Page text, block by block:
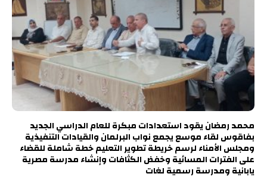
محمد رمضان يقود استعدادات مبكرة للعام الدراسي الجديد
بفاقوس لقاء موسع يجمع نواب البرلمان والقيادات التنفيذية
ومجلس الأمناء لرسم خريطة تطوير التعليم خطة شاملة للقضاء
على الفترات المسائية وخفض الكثافات وإنشاء مدرسة مصرية
يابانية ومدرسة رسمية لغات